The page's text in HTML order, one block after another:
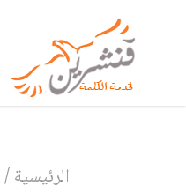
الرئيسية/